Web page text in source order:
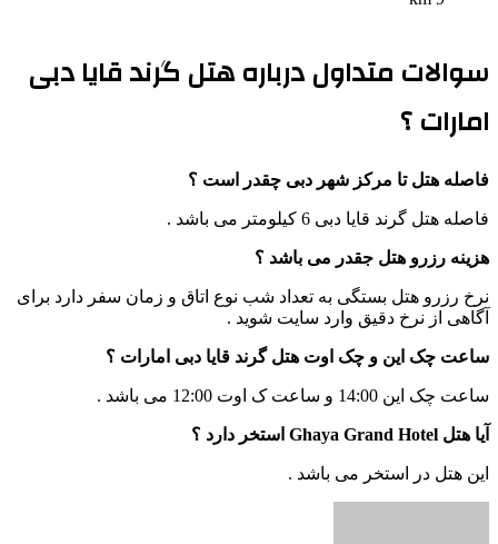
سوالات متداول درباره هتل گرند قایا دبی
امارات ؟
فاصله هتل تا مرکز شهر دبی چقدر است ؟
فاصله هتل گرند قایا دبی 6 کیلومتر می باشد .
هزینه رزرو هتل جقدر می باشد ؟
نرخ رزرو هتل بستگی به تعداد شب نوع اتاق و زمان سفر دارد برای
آگاهی از نرخ دقیق وارد سایت شوید .
ساعت چک این و چک اوت هتل گرند قایا دبی امارات ؟
ساعت چک این 14:00 و ساعت ک اوت 12:00 می باشد .
آیا هتل Ghaya Grand Hotel استخر دارد ؟
این هتل در استخر می باشد .